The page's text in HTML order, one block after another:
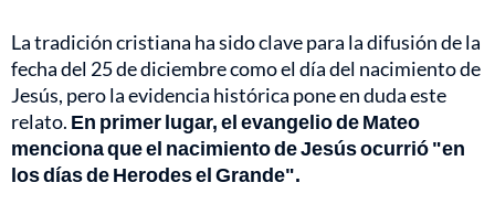
La tradición cristiana ha sido clave para la difusión de la
fecha del 25 de diciembre como el día del nacimiento de
Jesús, pero la evidencia histórica pone en duda este
relato. En primer lugar, el evangelio de Mateo
menciona que el nacimiento de Jesús ocurrió "en
los días de Herodes el Grande".